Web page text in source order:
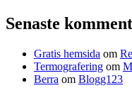
Senaste
Gratis hemsida om
Termografering om
Berra om Blogg123